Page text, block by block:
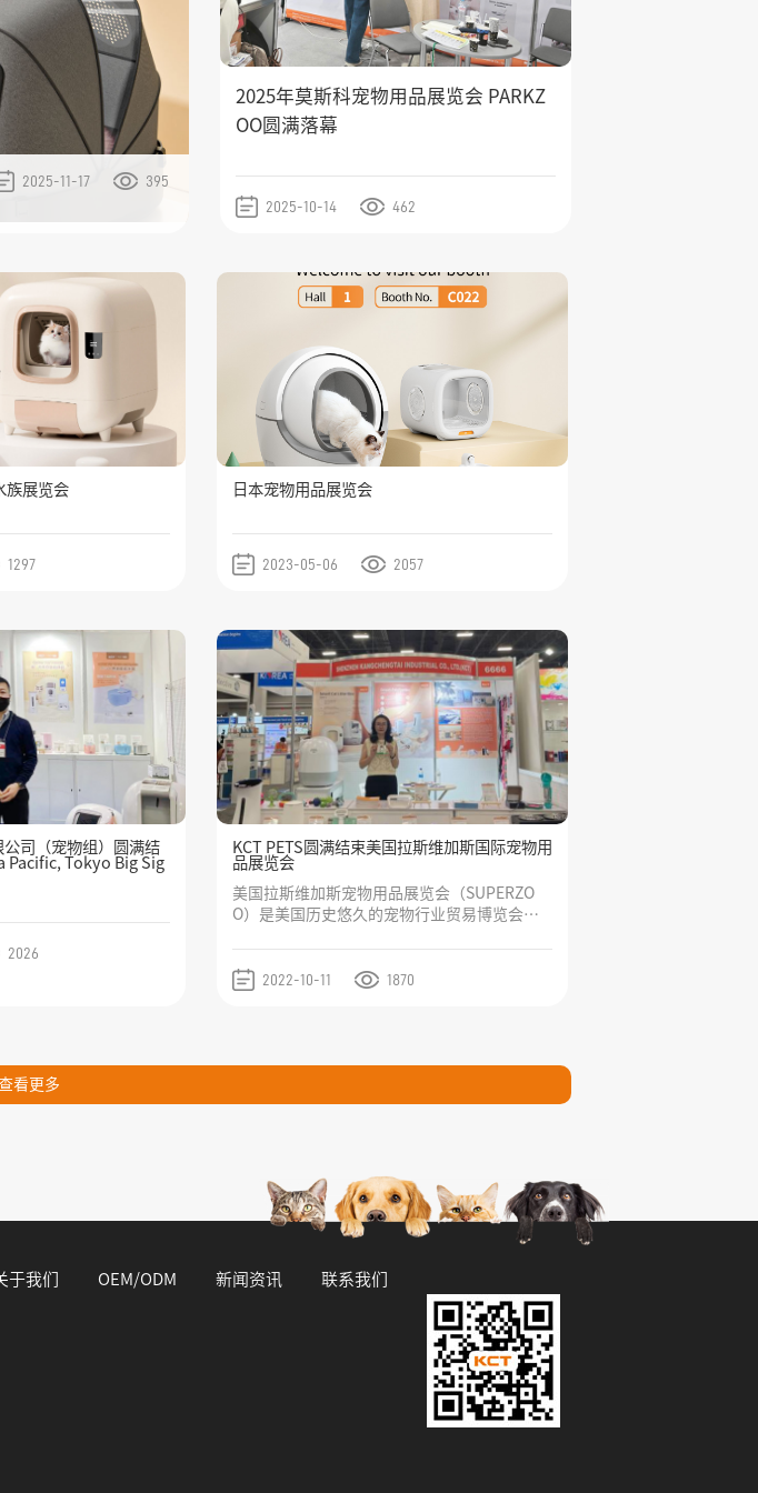
2025-11-17 395
2025年莫斯科宠物用品展览会 PARKZ
OO圆满落幕
2025-10-14 462
族展览会
1297
日本宠物用品展览会
2023-05-06 2057
司（宠物组）圆满结
Pacific, Tokyo Big Sig
2026
KCT PETS圆满结束美国拉斯维加斯国际宠物用
品展览会
美国拉斯维加斯宠物用品展览会（SUPERZO
O）是美国历史悠久的宠物行业贸易博览会。
代表了最新的宠物行业趋势，这里展示了所有
2022-10-11 1870
看更多
于我们 OEM/ODM 新闻资讯 联系我们